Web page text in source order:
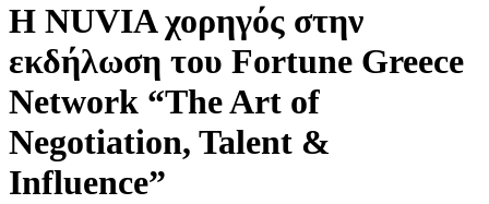
Η NUVIA χορηγός στην
εκδήλωση του Fortune Greece
Network “The Art of
Negotiation, Talent &
Influence”